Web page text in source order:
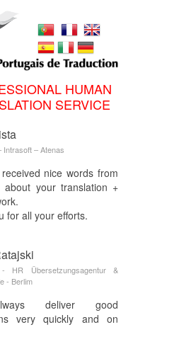
HUMAN
SERVICE
Intrasoft ‒ Atenas
nice words from
about your translation +
for all your efforts.
- HR Übersetzungsagentur &
- Berlim
deliver good
very quickly and on